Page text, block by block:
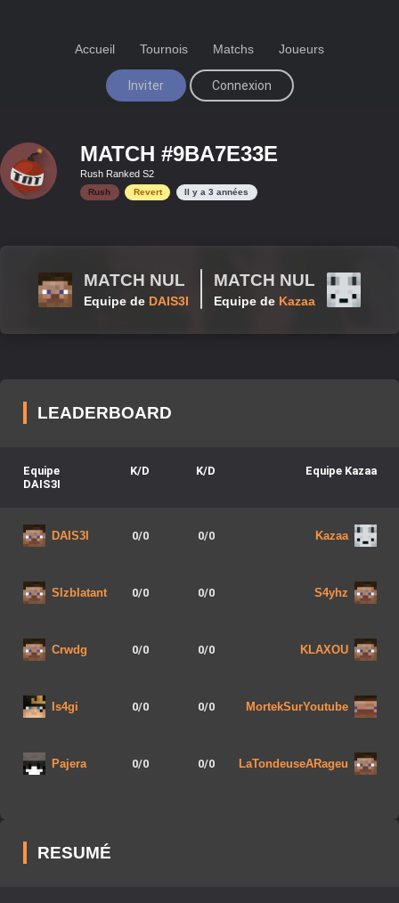
Accueil Tournois Matchs Joueurs
Inviter Connexion
MATCH #9BA7E33E
Rush Ranked S2
Rush Revert Il y a3 années
MATCH NUL
Equipe de DAIS3I
MATCH NUL
Equipe de Kazaa
LEADERBOARD
Equipe
DAIS3I
K/D K/D Equipe Kazaa
DAIS3I 0/0 0/0 Kazaa
Slzblatant 0/0 0/0 S4yhz
Crwdg 0/0 0/0 KLAXOU
Is4gi 0/0 0/0 MortekSurYoutube
Pajera 0/0 0/0 LaTondeuseARageu
RESUMÉ